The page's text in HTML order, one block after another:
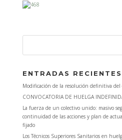
ENTRADAS RECIENTES
Modificación de la resolución definitiva del
CONVOCATORIA DE HUELGA
La fuerza de un colectivo unido: masivo
continuidad de las acciones y plan de
fijado
Los Técnicos Superiores Sanitarios en